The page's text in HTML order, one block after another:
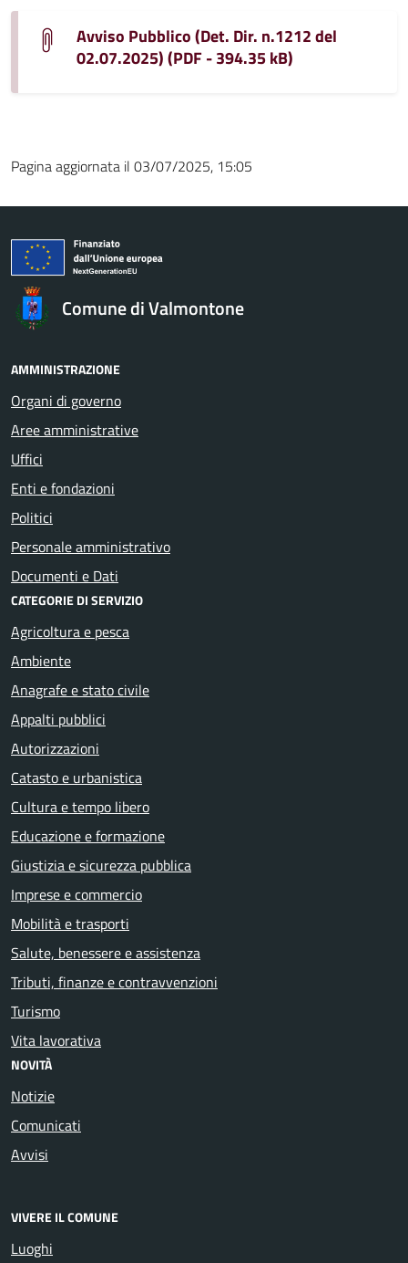
Avviso Pubblico (Det. Dir. n.1212 del
02.07.2025) (PDF - 394.35 kB)
Pagina aggiornata il 03/07/2025, 15:05
Comune di Valmontone
AMMINISTRAZIONE
Organi di governo
Aree amministrative
Uffici
Enti e fondazioni
Politici
Personale amministrativo
Documenti e Dati
CATEGORIE DI SERVIZIO
Agricoltura e pesca
Ambiente
Anagrafe e stato civile
Appalti pubblici
Autorizzazioni
Catasto e urbanistica
Cultura e tempo libero
Educazione e formazione
Giustizia e sicurezza pubblica
Imprese e commercio
Mobilità e trasporti
Salute, benessere e assistenza
Tributi, finanze e contravvenzioni
Turismo
Vita lavorativa
NOVITÀ
Notizie
Comunicati
Avvisi
VIVERE IL COMUNE
Luoghi